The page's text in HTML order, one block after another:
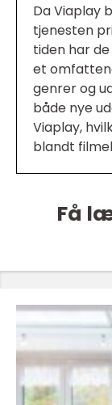
Da Viaplay
tjenesten
tiden har
et
genrer og
både nye
Viaplay,
blandt
Få